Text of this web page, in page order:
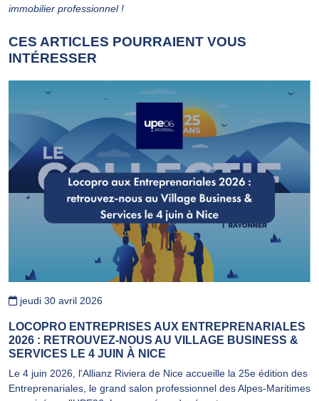
immobilier professionnel !
CES ARTICLES POURRAIENT VOUS
INTÉRESSER
jeudi 30 avril 2026
LOCOPRO ENTREPRISES AUX ENTREPRENARIALES
2026 : RETROUVEZ-NOUS AU VILLAGE BUSINESS &
SERVICES LE 4 JUIN À NICE
Le 4 juin 2026, l'Allianz Riviera de Nice accueille la 25e édition des
Entreprenariales, le grand salon professionnel des Alpes-Maritimes